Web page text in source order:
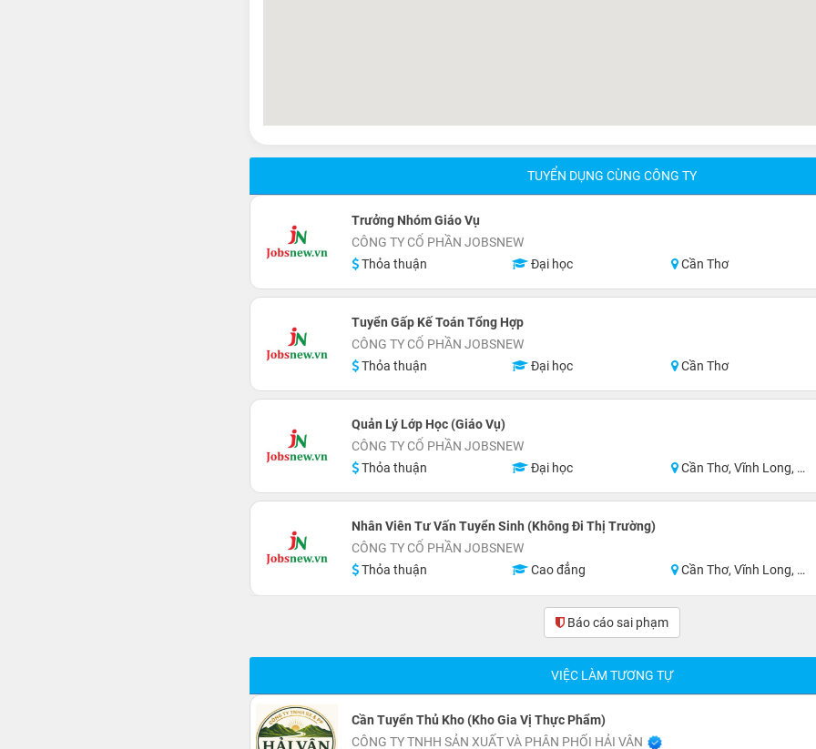
TUYỂN DỤNG CÙNG CÔNG TY
Trưởng Nhóm Giáo Vụ
CÔNG TY CỔ PHẦN JOBSNEW
Thỏa thuận
Đại học Cần Thơ
Tuyển Gấp Kế Toán Tổng Hợp
CÔNG TY CỔ PHẦN JOBSNEW
Thỏa thuận
Đại học Cần Thơ
Quản Lý Lớp Học (Giáo Vụ)
CÔNG TY CỔ PHẦN JOBSNEW
Thỏa thuận
Đại học Cần Thơ, Vĩnh Long, An Giang, Hậu Giang, Sóc Trăng
Nhân Viên Tư Vấn Tuyển Sinh (Không Đi Thị Trường)
CÔNG TY CỔ PHẦN JOBSNEW
Thỏa thuận
Cao đẳng Cần Thơ, Vĩnh Long, An Giang, Hậu Giang, Sóc Trăng
Báo cáo sai phạm(0)
VIỆC LÀM TƯƠNG TỰ
Cần Tuyển Thủ Kho (Kho Gia Vị Thực Phẩm)
CÔNG TY TNHH SẢN XUẤT VÀ PHÂN PHỐI HẢI VÂN